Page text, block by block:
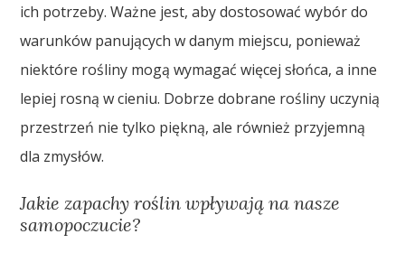
ich potrzeby. Ważne jest, aby dostosować wybór do
warunków panujących w danym miejscu, ponieważ
niektóre rośliny mogą wymagać więcej słońca, a inne
lepiej rosną w cieniu. Dobrze dobrane rośliny uczynią
przestrzeń nie tylko piękną, ale również przyjemną
dla zmysłów.
Jakie zapachy roślin wpływają na nasze
samopoczucie?